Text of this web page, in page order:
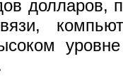
долларов,